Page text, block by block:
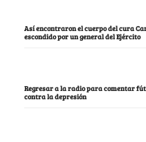
Así encontraron el cuerpo del cura
escondido por un general del Ejército
Regresar a la radio para comentar
contra la depresión